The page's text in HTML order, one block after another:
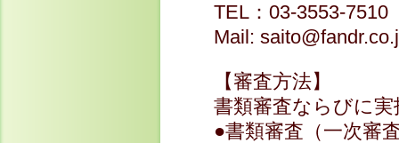
TEL：03-3553-
Mail:
【審査方法】
書類審査ならびに
●書類審査（一次審